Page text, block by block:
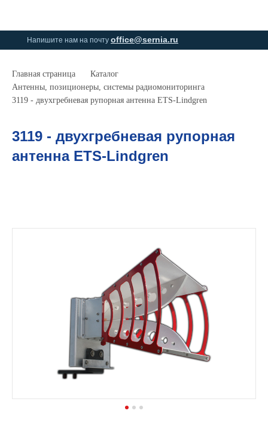
Напишите нам на почту office@sernia.ru
Главная страница
Каталог
Антенны, позиционеры, системы радиомониторинга
3119 - двухгребневая рупорная антенна ETS-Lindgren
3119 - двухгребневая рупорная
антенна ETS-Lindgren